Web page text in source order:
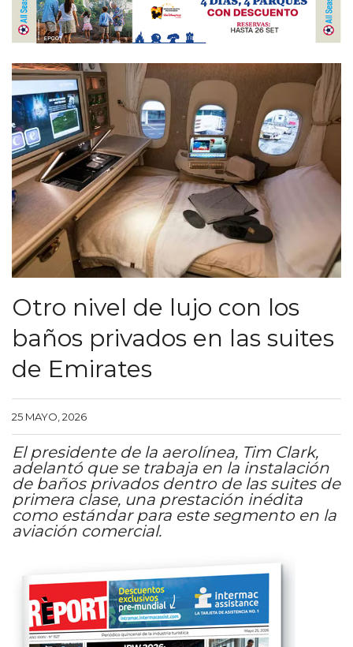
Otro nivel de lujo con los
baños privados en las suites
de Emirates
25 MAYO, 2026
El presidente de la aerolínea, Tim Clark,
adelantó que se trabaja en la instalación
de baños privados dentro de las suites de
primera clase, una prestación inédita
como estándar para este segmento en la
aviación comercial.